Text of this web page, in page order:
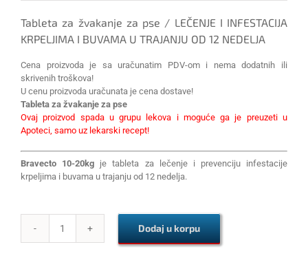
Tableta za žvakanje za pse / LEČENJE I INFESTACIJA
KRPELJIMA I BUVAMA U TRAJANJU OD 12 NEDELJA
Cena proizvoda je sa uračunatim PDV-om i nema dodatnih ili
skrivenih troškova!
U cenu proizvoda uračunata je cena dostave!
Tableta za žvakanje za pse
Ovaj proizvod spada u grupu lekova i moguće ga je preuzeti u
Apoteci, samo uz lekarski recept!
Bravecto 10-20kg je tableta za lečenje i prevenciju infestacije
krpeljima i buvama u trajanju od 12 nedelja.
Bravecto
Dodaj u korpu